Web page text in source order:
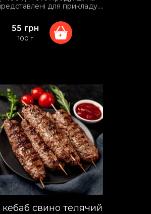
для прикладу.
може відрізнятися
від умов доставки.
55 грн
100 г +
свино телячий